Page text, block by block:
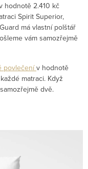
hodnotě 2.410 kč
Spirit Superior,
má vlastní polštář
vám samozřejmě
povlečenív hodnotě
matraci. Když
dvě.